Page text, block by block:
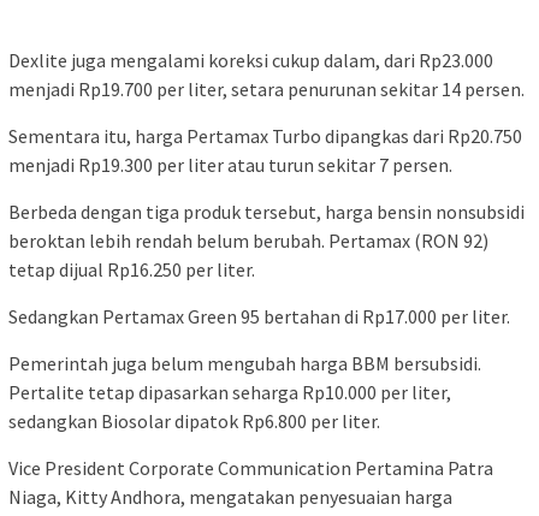
Dexlite juga mengalami koreksi cukup dalam, dari Rp23.000
menjadi Rp19.700 per liter, setara penurunan sekitar 14 persen.
Sementara itu, harga Pertamax Turbo dipangkas dari Rp20.750
menjadi Rp19.300 per liter atau turun sekitar 7 persen.
Berbeda dengan tiga produk tersebut, harga bensin nonsubsidi
beroktan lebih rendah belum berubah. Pertamax (RON 92)
tetap dijual Rp16.250 per liter.
Sedangkan Pertamax Green 95 bertahan di Rp17.000 per liter.
Pemerintah juga belum mengubah harga BBM bersubsidi.
Pertalite tetap dipasarkan seharga Rp10.000 per liter,
sedangkan Biosolar dipatok Rp6.800 per liter.
Vice President Corporate Communication Pertamina Patra
Niaga, Kitty Andhora, mengatakan penyesuaian harga